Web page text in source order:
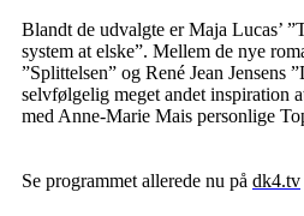
Blandt de udvalgte er Maja Lucas’
system at elske”. Mellem de nye
”Splittelsen” og René Jean Jensens
selvfølgelig meget andet inspiration
med Anne-Marie Mais personlige
Se programmet allerede nu på dk4.tv